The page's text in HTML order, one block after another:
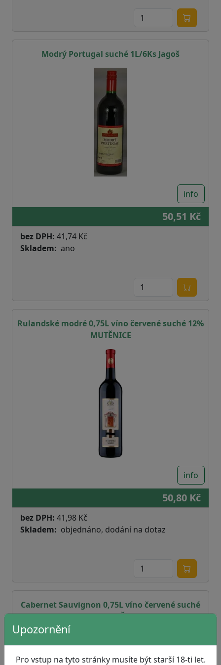
Modrý Portugal suché 1L/6Ks Jagoš
info
50,51 Kč
bez DPH: 41,74 Kč
Skladem
ano
Rulandské modré 0,75L víno červené suché 12%
MUTĚNICE
info
50,80 Kč
bez DPH: 41,98 Kč
Skladem
objednáno, dodání na dotaz
Cabernet Sauvignon 0,75L víno červené suché
11,5% MUTĚNICE
Upozornění
Pro vstup na tyto stránky musíte být starší 18-ti let.